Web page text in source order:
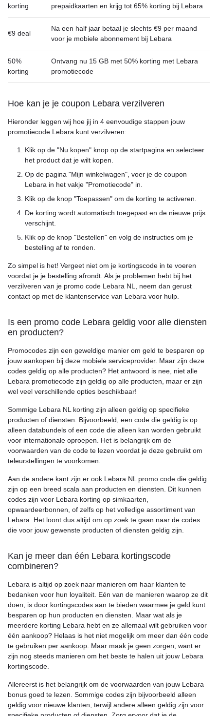
korting
prepaidkaarten en krijg tot 65% korting bij Lebara
€9 deal
Na een half jaar betaal je slechts €9 per maand
voor je mobiele abonnement bij Lebara
50%
korting
Ontvang nu 15 GB met 50% korting met Lebara
promotiecode
Hoe kan je je coupon Lebara verzilveren
Hieronder leggen wij hoe jij in 4 eenvoudige stappen jouw
promotiecode Lebara kunt verzilveren:
Klik op de "Nu kopen" knop op de startpagina en selecteer
het product dat je wilt kopen.
Op de pagina "Mijn winkelwagen", voer je de coupon
Lebara in het vakje "Promotiecode" in.
Klik op de knop "Toepassen" om de korting te activeren.
De korting wordt automatisch toegepast en de nieuwe prijs
verschijnt.
Klik op de knop "Bestellen" en volg de instructies om je
bestelling af te ronden.
Zo simpel is het! Vergeet niet om je kortingscode in te voeren
voordat je je bestelling afrondt. Als je problemen hebt bij het
verzilveren van je promo code Lebara NL, neem dan gerust
contact op met de klantenservice van Lebara voor hulp.
Is een promo code Lebara geldig voor alle diensten
en producten?
Promocodes zijn een geweldige manier om geld te besparen op
jouw aankopen bij deze mobiele serviceprovider. Maar zijn deze
codes geldig op alle producten? Het antwoord is nee, niet alle
Lebara promotiecode zijn geldig op alle producten, maar er zijn
wel veel verschillende opties beschikbaar!
Sommige Lebara NL korting zijn alleen geldig op specifieke
producten of diensten. Bijvoorbeeld, een code die geldig is op
alleen databundels of een code die alleen kan worden gebruikt
voor internationale oproepen. Het is belangrijk om de
voorwaarden van de code te lezen voordat je deze gebruikt om
teleurstellingen te voorkomen.
Aan de andere kant zijn er ook Lebara NL promo code die geldig
zijn op een breed scala aan producten en diensten. Dit kunnen
codes zijn voor Lebara korting op simkaarten,
opwaardeerbonnen, of zelfs op het volledige assortiment van
Lebara. Het loont dus altijd om op zoek te gaan naar de codes
die voor jouw gewenste producten of diensten geldig zijn.
Kan je meer dan één Lebara kortingscode
combineren?
Lebara is altijd op zoek naar manieren om haar klanten te
bedanken voor hun loyaliteit. Eén van de manieren waarop ze dit
doen, is door kortingscodes aan te bieden waarmee je geld kunt
besparen op hun producten en diensten. Maar wat als je
meerdere korting Lebara hebt en ze allemaal wilt gebruiken voor
één aankoop? Helaas is het niet mogelijk om meer dan één code
te gebruiken per aankoop. Maar maak je geen zorgen, want er
zijn nog steeds manieren om het beste te halen uit jouw Lebara
kortingscode.
Allereerst is het belangrijk om de voorwaarden van jouw Lebara
bonus goed te lezen. Sommige codes zijn bijvoorbeeld alleen
geldig voor nieuwe klanten, terwijl andere alleen geldig zijn voor